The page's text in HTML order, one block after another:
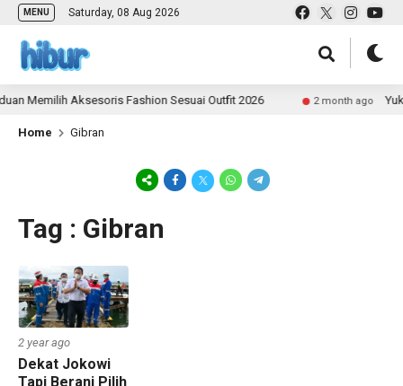
MENU Saturday, 08 Aug 2026
Memilih Aksesoris Fashion Sesuai Outfit 2026 2 month ago
Home Gibran
Tag : Gibran
2 year ago
Dekat Jokowi
Tapi Berani Pilih